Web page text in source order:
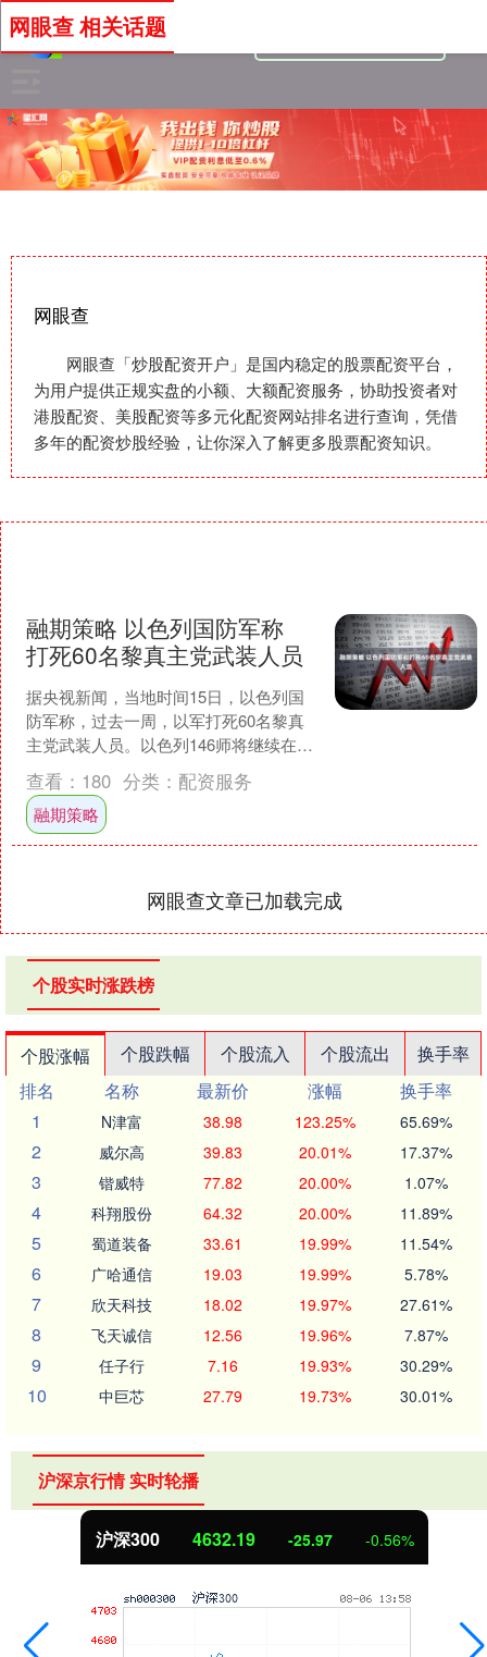
网眼查
网眼查「炒股配资开户」是国内稳定的股票配资平台，
为用户提供正规实盘的小额、大额配资服务，协助投资者对
港股配资、美股配资等多元化配资网站排名进行查询，凭借
多年的配资炒股经验，让你深入了解更多股票配资知识。
网眼查 相关话题
融期策略 以色列国防军称
打死60名黎真主党武装人员
据央视新闻，当地时间15日，以色列国
防军称，过去一周，以军打死60名黎真
主党武装人员。以色列146师将继续在黎
巴嫩南部地区开展行动。隶属于第146师
的第551、....
查看： 180 分类： 配资服务
融期策略
网眼查文章已加载完成
个股实时涨跌榜
个股涨幅 个股跌幅 个股流入 个股流出
换手率
排名
名称 最新价 涨幅
换手率
1
N津富 38.98 123.25% 65.69%
2 威尔高 39.83 20.01% 17.37%
3 锴威特 77.82 20.00% 1.07%
4 科翔股份 64.32 20.00% 11.89%
5 蜀道装备 33.61 19.99% 11.54%
6 广哈通信 19.03 19.99% 5.78%
7 欣天科技 18.02 19.97% 27.61%
8 飞天诚信 12.56 19.96% 7.87%
9 任子行 7.16 19.93% 30.29%
10 中巨芯 27.79 19.73% 30.01%
沪深京行情 实时轮播
北证50 1114.81 -4.65 -0.41%